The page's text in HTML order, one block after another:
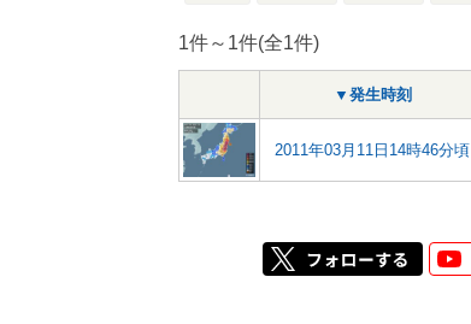
1件～1件(全1件)
▼発生時刻
2011年03月11日14時46分頃